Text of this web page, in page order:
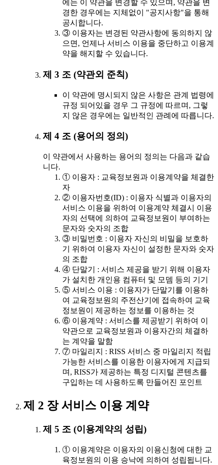
에는 이 약관을 변경할 수 있으며, 약관을 변
경한 경우에는 지체없이 "공지사항"을 통해
공시합니다.
③ 이용자는 변경된 약관사항에 동의하지 않
으면, 언제나 서비스 이용을 중단하고 이용계
약을 해지할 수 있습니다.
제 3 조 (약관외 준칙)
이 약관에 명시되지 않은 사항은 관계 법령에
규정 되어있을 경우 그 규정에 따르며, 그렇
지 않은 경우에는 일반적인 관례에 따릅니다.
제 4 조 (용어의 정의)
이 약관에서 사용하는 용어의 정의는 다음과 같습
니다.
① 이용자 : 교육정보원과 이용계약을 체결한
자
② 이용자번호(ID) : 이용자 식별과 이용자의
서비스 이용을 위하여 이용계약 체결시 이용
자의 선택에 의하여 교육정보원이 부여하는
문자와 숫자의 조합
③ 비밀번호 : 이용자 자신의 비밀을 보호하
기 위하여 이용자 자신이 설정한 문자와 숫자
의 조합
④ 단말기 : 서비스 제공을 받기 위해 이용자
가 설치한 개인용 컴퓨터 및 모뎀 등의 기기
⑤ 서비스 이용 : 이용자가 단말기를 이용하
여 교육정보원의 주전산기에 접속하여 교육
정보원이 제공하는 정보를 이용하는 것
⑥ 이용계약 : 서비스를 제공받기 위하여 이
약관으로 교육정보원과 이용자간의 체결하
는 계약을 말함
⑦ 마일리지 : RISS 서비스 중 마일리지 적립
가능한 서비스를 이용한 이용자에게 지급되
며, RISS가 제공하는 특정 디지털 콘텐츠를
구입하는 데 사용하도록 만들어진 포인트
제 2 장 서비스 이용 계약
제 5 조 (이용계약의 성립)
① 이용계약은 이용자의 이용신청에 대한 교
육정보원의 이용 승낙에 의하여 성립됩니다.